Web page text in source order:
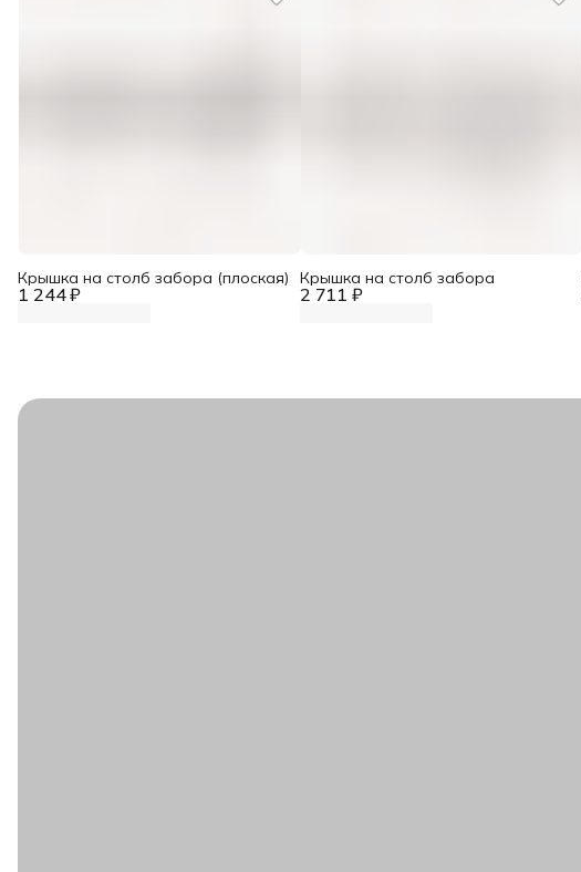
1 244 ₽
Крышка на столб забора (плоская)
2 711 ₽
Крышка на столб забора